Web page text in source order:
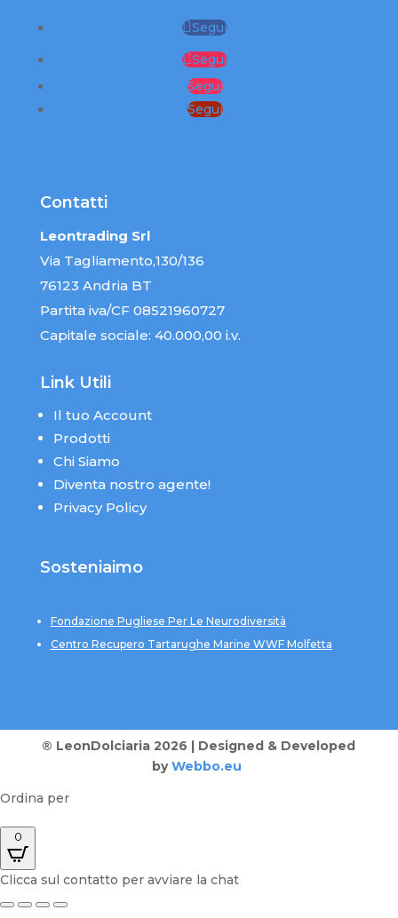
Segui
Segui
Segui
Segui
Contatti
Leontrading Srl
Via Tagliamento,130/136
76123 Andria BT
Partita iva/CF 08521960727
Capitale sociale: 40.000,00 i.v.
Link Utili
Il tuo Account
Prodotti
Chi Siamo
Diventa nostro agente!
Privacy Policy
Sosteniaimo
Fondazione Pugliese Per Le Neurodiversità
Centro Recupero Tartarughe Marine WWF Molfetta
® LeonDolciaria 2026 | Designed & Developed
by Webbo.eu
Ordina per
0
Clicca sul contatto per avviare la chat